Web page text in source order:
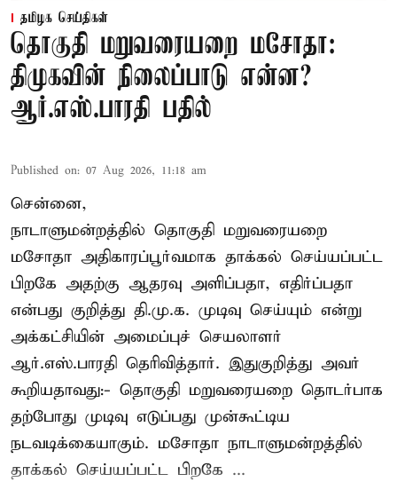
தமிழக செய்திகள்
தொகுதி மறுவரையறை மசோதா:
திமுகவின் நிலைப்பாடு என்ன?
ஆர்.எஸ்.பாரதி பதில்
Published on: 07 Aug 2026, 11:18 am
சென்னை,
நாடாளுமன்றத்தில் தொகுதி மறுவரையறை
மசோதா அதிகாரப்பூர்வமாக தாக்கல் செய்யப்பட்ட
பிறகே அதற்கு ஆதரவு அளிப்பதா, எதிர்ப்பதா
என்பது குறித்து தி.மு.க. முடிவு செய்யும் என்று
அக்கட்சியின் அமைப்புச் செயலாளர்
ஆர்.எஸ்.பாரதி தெரிவித்தார். இதுகுறித்து அவர்
கூறியதாவது:- தொகுதி மறுவரையறை தொடர்பாக
தற்போது முடிவு எடுப்பது முன்கூட்டிய
நடவடிக்கையாகும். மசோதா நாடாளுமன்றத்தில்
தாக்கல் செய்யப்பட்ட பிறகே ...